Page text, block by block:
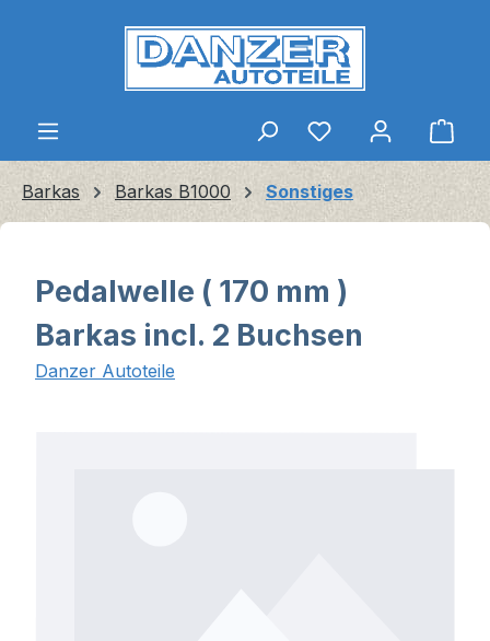
Zum Hauptinhalt springen
Barkas Barkas B1000 Sonstiges
Pedalwelle ( 170 mm )
Barkas incl. 2 Buchsen
Danzer Autoteile